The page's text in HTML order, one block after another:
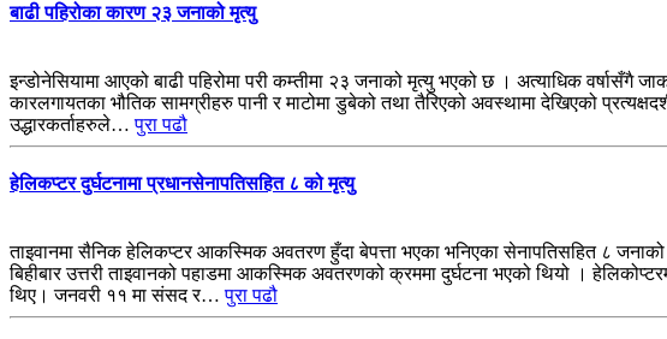
बाढी पहिरोका कारण २३ जनाको मृत्यु
इन्डोनेसियामा आएको बाढी पहिरोमा परी कम्तीमा २३ जनाको मृत्यु भएको छ । अत्याधिक वर्षासँगै
कारलगायतका भौतिक सामग्रीहरु पानी र माटोमा डुबेको तथा तैरिएको अवस्थामा देखिएको
उद्धारकर्ताहरुले…पुरा पढौ
हेलिकप्टर दुर्घटनामा प्रधानसेनापतिसहित ८ को मृत्यु
ताइवानमा सैनिक हेलिकप्टर आकस्मिक अवतरण हुँदा बेपत्ता भएका भनिएका सेनापतिसहित ८
बिहीबार उत्तरी ताइवानको पहाडमा आकस्मिक अवतरणको क्रममा दुर्घटना भएको थियो ।
थिए। जनवरी ११ मा संसद र…पुरा पढौ